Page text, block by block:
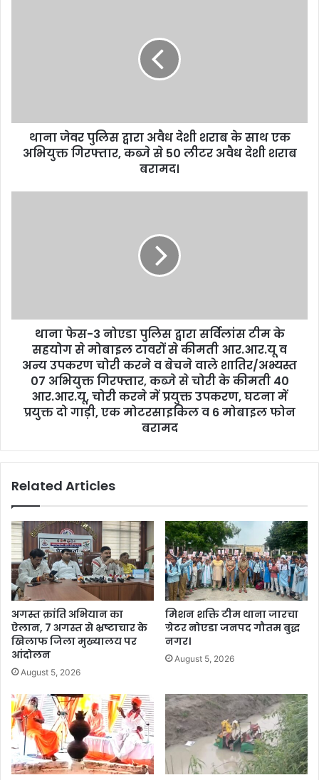
थाना जेवर पुलिस द्वारा अवैध देशी शराब के साथ एक
अभियुक्त गिरफ्तार, कब्जे से 50 लीटर अवैध देशी शराब
बरामद।
थाना फेस-3 नोएडा पुलिस द्वारा सर्विलांस टीम के
सहयोग से मोबाइल टावरों से कीमती आर.आर.यू व
अन्य उपकरण चोरी करने व बेचने वाले शातिर/अभ्यस्त
07 अभियुक्त गिरफ्तार, कब्जे से चोरी के कीमती 40
आर.आर.यू, चोरी करने में प्रयुक्त उपकरण, घटना में
प्रयुक्त दो गाड़ी, एक मोटरसाइकिल व 6 मोबाइल फोन
बरामद
Related Articles
अगस्त क्रांति अभियान का
ऐलान, 7 अगस्त से भ्रष्टाचार के
खिलाफ जिला मुख्यालय पर
आंदोलन
August 5, 2026
मिशन शक्ति टीम थाना जारचा
ग्रेटर नोएडा जनपद गौतम बुद्ध
नगर।
August 5, 2026